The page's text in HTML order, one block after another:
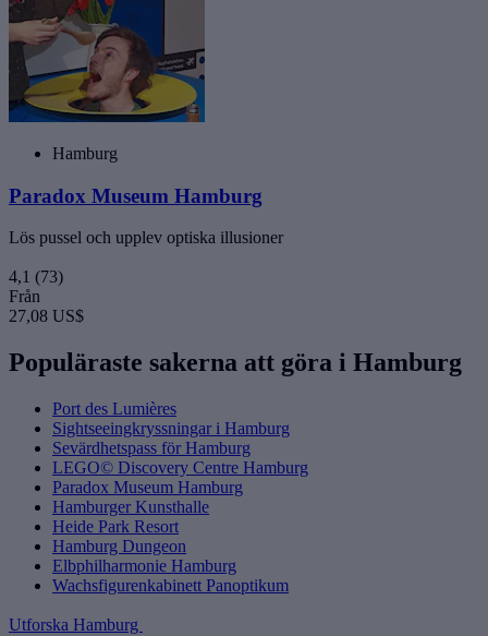
Hamburg
Paradox Museum Hamburg
Lös pussel och upplev optiska illusioner
4,1 (73)
Från
27,08 US$
Populäraste sakerna att göra i Hamburg
Port des Lumières
Sightseeingkryssningar i Hamburg
Sevärdhetspass för Hamburg
LEGO© Discovery Centre Hamburg
Paradox Museum Hamburg
Hamburger Kunsthalle
Heide Park Resort
Hamburg Dungeon
Elbphilharmonie Hamburg
Wachsfigurenkabinett Panoptikum
Utforska Hamburg